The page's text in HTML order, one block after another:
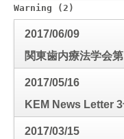
Warning (2)
2017/06/09
関東歯内療法学会
内です
2017/05/16
KEM News Letter
2017/03/15